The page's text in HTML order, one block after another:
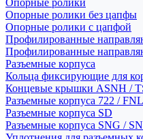
Опорные ролики
Опорные ролики без цапфы
Опорные ролики с цапфой
Профилированные
Профилированные
Разъемные корпуса
Кольца фиксирующие для
Концевые крышки ASNH /
Разъемные корпуса 722 /
Разъемные корпуса SD
Разъемные корпуса SNG /